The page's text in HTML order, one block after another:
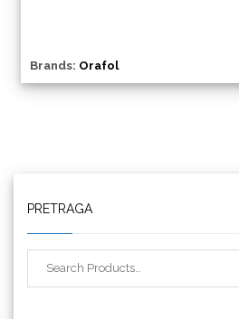
Brands: Orafol
PRETRAGA
Triangle